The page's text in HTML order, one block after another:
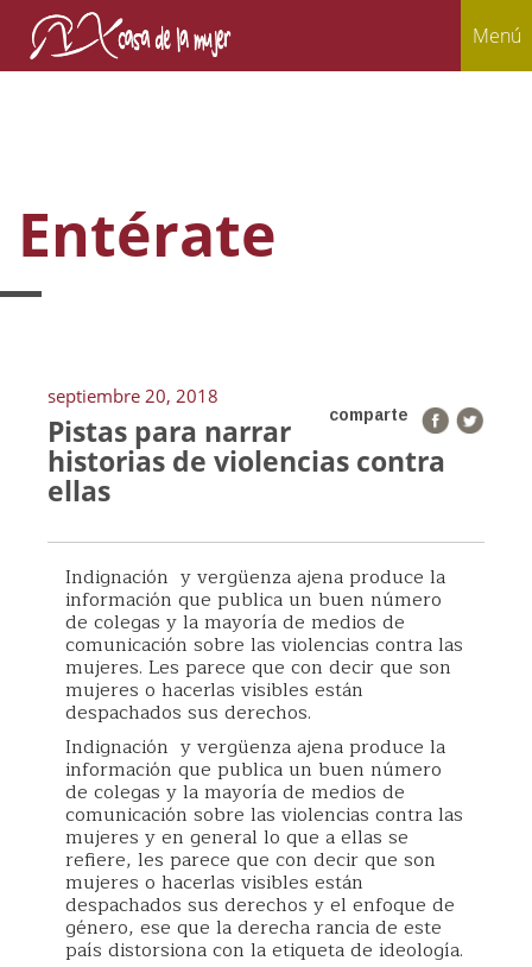
Menú
Entérate
septiembre 20, 2018
comparte
Pistas para narrar
historias de violencias contra
ellas
Indignación y vergüenza ajena produce la
información que publica un buen número
de colegas y la mayoría de medios de
comunicación sobre las violencias contra las
mujeres. Les parece que con decir que son
mujeres o hacerlas visibles están
despachados sus derechos.
Indignación y vergüenza ajena produce la
información que publica un buen número
de colegas y la mayoría de medios de
comunicación sobre las violencias contra las
mujeres y en general lo que a ellas se
refiere, les parece que con decir que son
mujeres o hacerlas visibles están
despachados sus derechos y el enfoque de
género, ese que la derecha rancia de este
país distorsiona con la etiqueta de ideología.